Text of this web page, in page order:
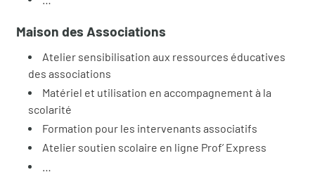
Maison des Associations
Atelier sensibilisation aux ressources éducatives
des associations
Matériel et utilisation en accompagnement à la
scolarité
Formation pour les intervenants associatifs
Atelier soutien scolaire en ligne Prof’ Express